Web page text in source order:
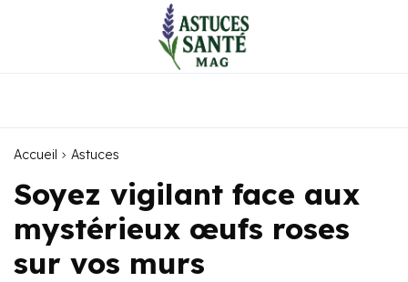
Accueil Astuces
Soyez vigilant face aux
mystérieux œufs roses
sur vos murs